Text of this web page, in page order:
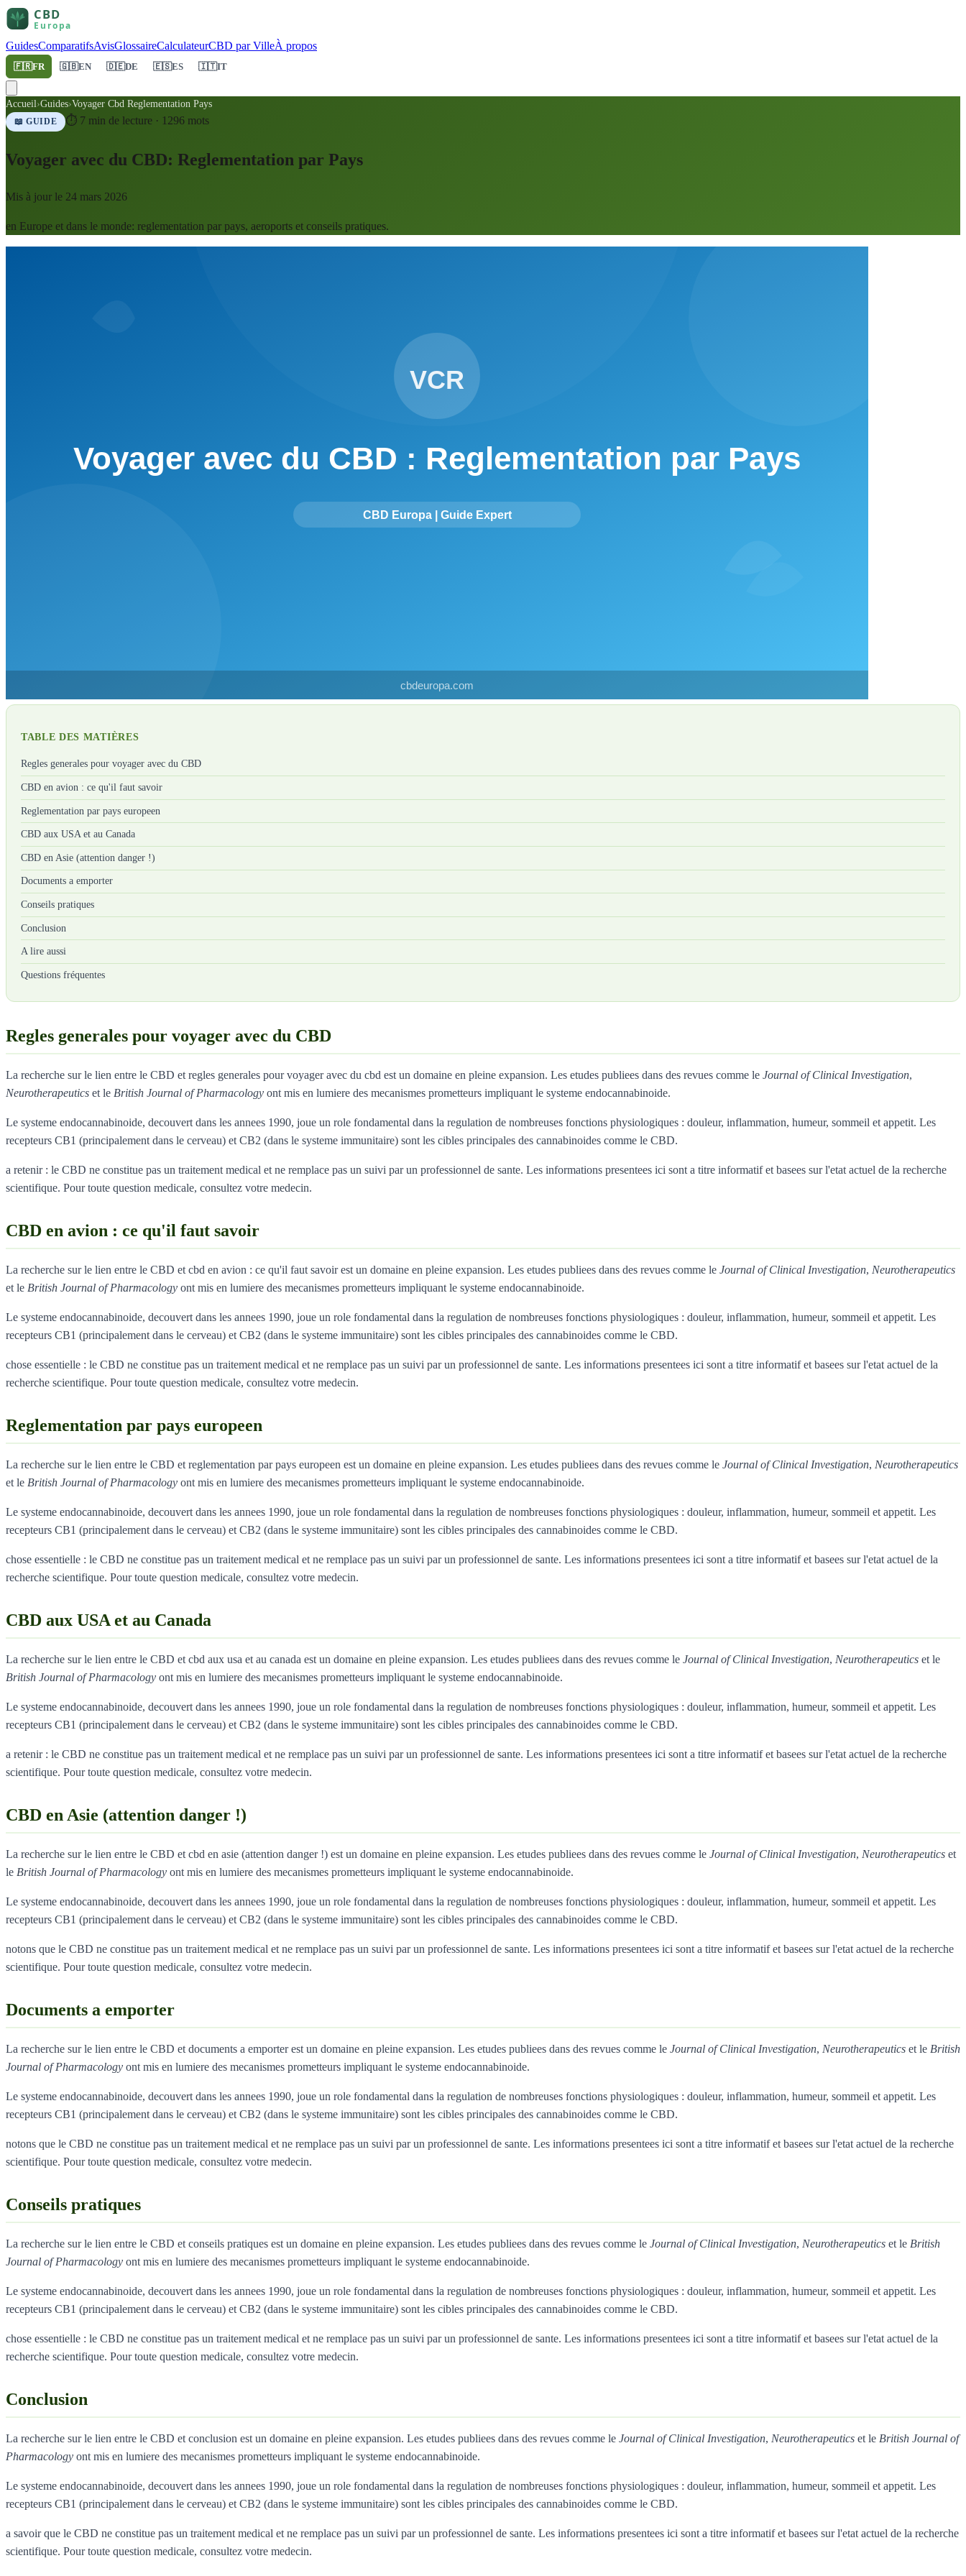
GuidesComparatifsAvisGlossaireCalculateurCBD par VilleÀ propos
🇫🇷FR 🇬🇧EN 🇩🇪DE 🇪🇸ES 🇮🇹IT
Accueil›Guides›Voyager Cbd Reglementation Pays
📖 GUIDE ⏱ 7 min de lecture · 1296 mots
Voyager avec du CBD: Reglementation par Pays
Mis à jour le 24 mars 2026
en Europe et dans le monde: reglementation par pays, aeroports et conseils pratiques.
TABLE DES MATIÈRES
Regles generales pour voyager avec du CBD
CBD en avion : ce qu'il faut savoir
Reglementation par pays europeen
CBD aux USA et au Canada
CBD en Asie (attention danger !)
Documents a emporter
Conseils pratiques
Conclusion
A lire aussi
Questions fréquentes
Regles generales pour voyager avec du CBD
La recherche sur le lien entre le CBD et regles generales pour voyager avec du cbd est un domaine en pleine expansion. Les etudes publiees dans des revues comme le Journal of Clinical Investigation,
Neurotherapeutics et le British Journal of Pharmacology ont mis en lumiere des mecanismes prometteurs impliquant le systeme endocannabinoide.
Le systeme endocannabinoide, decouvert dans les annees 1990, joue un role fondamental dans la regulation de nombreuses fonctions physiologiques : douleur, inflammation, humeur, sommeil et appetit. Les
recepteurs CB1 (principalement dans le cerveau) et CB2 (dans le systeme immunitaire) sont les cibles principales des cannabinoides comme le CBD.
a retenir : le CBD ne constitue pas un traitement medical et ne remplace pas un suivi par un professionnel de sante. Les informations presentees ici sont a titre informatif et basees sur l'etat actuel de la recherche
scientifique. Pour toute question medicale, consultez votre medecin.
CBD en avion : ce qu'il faut savoir
La recherche sur le lien entre le CBD et cbd en avion : ce qu'il faut savoir est un domaine en pleine expansion. Les etudes publiees dans des revues comme le Journal of Clinical Investigation, Neurotherapeutics
et le British Journal of Pharmacology ont mis en lumiere des mecanismes prometteurs impliquant le systeme endocannabinoide.
Le systeme endocannabinoide, decouvert dans les annees 1990, joue un role fondamental dans la regulation de nombreuses fonctions physiologiques : douleur, inflammation, humeur, sommeil et appetit. Les
recepteurs CB1 (principalement dans le cerveau) et CB2 (dans le systeme immunitaire) sont les cibles principales des cannabinoides comme le CBD.
chose essentielle : le CBD ne constitue pas un traitement medical et ne remplace pas un suivi par un professionnel de sante. Les informations presentees ici sont a titre informatif et basees sur l'etat actuel de la
recherche scientifique. Pour toute question medicale, consultez votre medecin.
Reglementation par pays europeen
La recherche sur le lien entre le CBD et reglementation par pays europeen est un domaine en pleine expansion. Les etudes publiees dans des revues comme le Journal of Clinical Investigation, Neurotherapeutics
et le British Journal of Pharmacology ont mis en lumiere des mecanismes prometteurs impliquant le systeme endocannabinoide.
Le systeme endocannabinoide, decouvert dans les annees 1990, joue un role fondamental dans la regulation de nombreuses fonctions physiologiques : douleur, inflammation, humeur, sommeil et appetit. Les
recepteurs CB1 (principalement dans le cerveau) et CB2 (dans le systeme immunitaire) sont les cibles principales des cannabinoides comme le CBD.
chose essentielle : le CBD ne constitue pas un traitement medical et ne remplace pas un suivi par un professionnel de sante. Les informations presentees ici sont a titre informatif et basees sur l'etat actuel de la
recherche scientifique. Pour toute question medicale, consultez votre medecin.
CBD aux USA et au Canada
La recherche sur le lien entre le CBD et cbd aux usa et au canada est un domaine en pleine expansion. Les etudes publiees dans des revues comme le Journal of Clinical Investigation, Neurotherapeutics et le
British Journal of Pharmacology ont mis en lumiere des mecanismes prometteurs impliquant le systeme endocannabinoide.
Le systeme endocannabinoide, decouvert dans les annees 1990, joue un role fondamental dans la regulation de nombreuses fonctions physiologiques : douleur, inflammation, humeur, sommeil et appetit. Les
recepteurs CB1 (principalement dans le cerveau) et CB2 (dans le systeme immunitaire) sont les cibles principales des cannabinoides comme le CBD.
a retenir : le CBD ne constitue pas un traitement medical et ne remplace pas un suivi par un professionnel de sante. Les informations presentees ici sont a titre informatif et basees sur l'etat actuel de la recherche
scientifique. Pour toute question medicale, consultez votre medecin.
CBD en Asie (attention danger !)
La recherche sur le lien entre le CBD et cbd en asie (attention danger !) est un domaine en pleine expansion. Les etudes publiees dans des revues comme le Journal of Clinical Investigation, Neurotherapeutics et
le British Journal of Pharmacology ont mis en lumiere des mecanismes prometteurs impliquant le systeme endocannabinoide.
Le systeme endocannabinoide, decouvert dans les annees 1990, joue un role fondamental dans la regulation de nombreuses fonctions physiologiques : douleur, inflammation, humeur, sommeil et appetit. Les
recepteurs CB1 (principalement dans le cerveau) et CB2 (dans le systeme immunitaire) sont les cibles principales des cannabinoides comme le CBD.
notons que le CBD ne constitue pas un traitement medical et ne remplace pas un suivi par un professionnel de sante. Les informations presentees ici sont a titre informatif et basees sur l'etat actuel de la recherche
scientifique. Pour toute question medicale, consultez votre medecin.
Documents a emporter
La recherche sur le lien entre le CBD et documents a emporter est un domaine en pleine expansion. Les etudes publiees dans des revues comme le Journal of Clinical Investigation, Neurotherapeutics et le British
Journal of Pharmacology ont mis en lumiere des mecanismes prometteurs impliquant le systeme endocannabinoide.
Le systeme endocannabinoide, decouvert dans les annees 1990, joue un role fondamental dans la regulation de nombreuses fonctions physiologiques : douleur, inflammation, humeur, sommeil et appetit. Les
recepteurs CB1 (principalement dans le cerveau) et CB2 (dans le systeme immunitaire) sont les cibles principales des cannabinoides comme le CBD.
notons que le CBD ne constitue pas un traitement medical et ne remplace pas un suivi par un professionnel de sante. Les informations presentees ici sont a titre informatif et basees sur l'etat actuel de la recherche
scientifique. Pour toute question medicale, consultez votre medecin.
Conseils pratiques
La recherche sur le lien entre le CBD et conseils pratiques est un domaine en pleine expansion. Les etudes publiees dans des revues comme le Journal of Clinical Investigation, Neurotherapeutics et le British
Journal of Pharmacology ont mis en lumiere des mecanismes prometteurs impliquant le systeme endocannabinoide.
Le systeme endocannabinoide, decouvert dans les annees 1990, joue un role fondamental dans la regulation de nombreuses fonctions physiologiques : douleur, inflammation, humeur, sommeil et appetit. Les
recepteurs CB1 (principalement dans le cerveau) et CB2 (dans le systeme immunitaire) sont les cibles principales des cannabinoides comme le CBD.
chose essentielle : le CBD ne constitue pas un traitement medical et ne remplace pas un suivi par un professionnel de sante. Les informations presentees ici sont a titre informatif et basees sur l'etat actuel de la
recherche scientifique. Pour toute question medicale, consultez votre medecin.
Conclusion
La recherche sur le lien entre le CBD et conclusion est un domaine en pleine expansion. Les etudes publiees dans des revues comme le Journal of Clinical Investigation, Neurotherapeutics et le British Journal of
Pharmacology ont mis en lumiere des mecanismes prometteurs impliquant le systeme endocannabinoide.
Le systeme endocannabinoide, decouvert dans les annees 1990, joue un role fondamental dans la regulation de nombreuses fonctions physiologiques : douleur, inflammation, humeur, sommeil et appetit. Les
recepteurs CB1 (principalement dans le cerveau) et CB2 (dans le systeme immunitaire) sont les cibles principales des cannabinoides comme le CBD.
a savoir que le CBD ne constitue pas un traitement medical et ne remplace pas un suivi par un professionnel de sante. Les informations presentees ici sont a titre informatif et basees sur l'etat actuel de la recherche
scientifique. Pour toute question medicale, consultez votre medecin.